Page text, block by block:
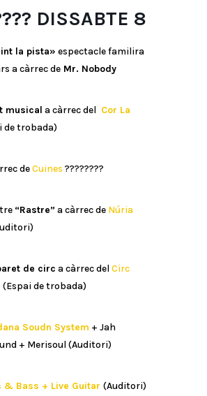
DISSABTE 8
la pista» espectacle familira
a càrrec de Mr. Nobody
musical a càrrec del Cor La
de trobada)
deCuines ????????
“Rastre”a càrrec de Núria
de circ a càrrec del Circ
(Espai de trobada)
Soudn System + Jah
+ Merisoul (Auditori)
& Bass + Live Guitar (Auditori)